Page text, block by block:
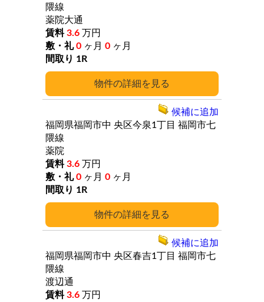
詳細
隈線
薬院大通
3.6 万円
0 ヶ月 0 ヶ月
1R
詳細
福岡県福岡市中 央区今泉1丁目 福岡市七
隈線
薬院
3.6 万円
0 ヶ月 0 ヶ月
1R
候補に追加
福岡県福岡市中 央区春吉1丁目 福岡市七
隈線
渡辺通
3.6 万円
候補に追加